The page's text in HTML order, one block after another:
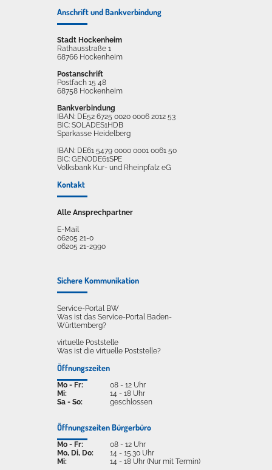
Anschrift und Bankverbindung
Stadt Hockenheim
Rathausstraße 1
68766 Hockenheim
Postanschrift
Postfach 15 48
68758 Hockenheim
Bankverbindung
IBAN: DE52 6725 0020 0006 2012 53
BIC: SOLADES1HDB
Sparkasse Heidelberg
IBAN: DE61 5479 0000 0001 0061 50
BIC: GENODE61SPE
Volksbank Kur- und Rheinpfalz eG
Kontakt
Alle Ansprechpartner
E-Mail
06205 21-0
06205 21-2990
Sichere Kommunikation
Service-Portal BW
Was ist das Service-Portal Baden-
Württemberg?
virtuelle Poststelle
Was ist die virtuelle Poststelle?
Öffnungszeiten
Mo - Fr:
Mi:
Sa - So:
08 - 12 Uhr
14 - 18 Uhr
geschlossen
Öffnungszeiten Bürgerbüro
Mo - Fr:
Mo, Di, Do:
Mi:
08 - 12 Uhr
14 - 15.30 Uhr
14 - 18 Uhr (Nur mit Termin)